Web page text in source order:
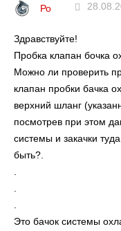
Ро
Здравствуйте!
Пробка клапан бочка
Можно ли проверить
клапан пробки бачка
верхний шланг
посмотрев при этом
системы и закачки
быть?.
Это бачок системы